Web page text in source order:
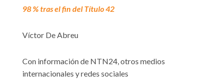
98 % tras el fin del Título 42
Víctor De Abreu
Con información de NTN24, otros medios
internacionales y redes sociales